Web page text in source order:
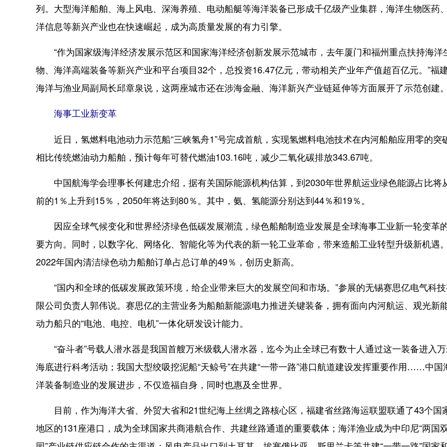
列。大型海洋船舶、海上风电、深海养殖、电动船艇等海洋装备已形成千亿级产业集群，海洋生物医药
洋信息等新兴产业也在快速崛起，成为高质量发展的有力引擎。
“作为国家级海洋经济发展示范区和国家海洋经济创新发展示范城市，去年厦门和福州重点扶持海洋
物、海洋高端装备等新兴产业和平台项目32个，总投资16.47亿元，带动相关产业年产值超百亿元。”福
海洋与渔业局副局长邱章泉说，这两座城市还在涉海金融、海洋新兴产业链延伸等方面展开了示范创建。
海事工业新变革
近日，氢燃料电池动力示范船“三峡氢舟1”号完成首航，实现氢燃料电池技术在内河船舶应用零的突
相比传统燃油动力船舶，预计每年可替代燃油103.16吨，减少二氧化碳排放343.67吨。
中国航海学会理事长何建忠介绍，据有关国际能源机构估算，到2030年世界航运业绿色能源占比将
前的1％上升到15％，2050年将达到80％。其中，氨、氢能源分别达到44％和19％。
因应全球气候变化和世界经济绿色低碳发展潮流，绿色船舶制造业发展是全球海事工业新一轮变革
要方向。同时，以数字化、网络化、智能化等为代表的新一轮工业革命，带来造船工业转型升级新机遇。
2022年国内清洁绿色动力船舶订单占总订单的49％，创历史新高。
“国内和全球的低碳发展政策环境，给企业带来巨大的发展空间和市场。”参展的无锡赛思亿电气科
限公司负责人郭伟说。赛思亿的主营业务为船舶新能源电力推进关键装备，拥有面向内河航运、观光新
动力船只的“电池、电控、电机”一体化研发设计能力。
“奋斗者”号载人潜水器是我国首艘万米级载人潜水器，迄今为止全球已有数十人通过这一装备进入
海底进行科考活动；我国大型绞吸挖泥船“天鲸号”在共建“一带一路”港口航道建设发挥重要作用……中国
洋装备制造业的发展进步，不仅造福自身，同时也惠及全世界。
目前，作为海洋大省、外贸大省和21世纪海上丝绸之路核心区，福建省丝路海运联盟联通了43个国
地区的131座港口，成为全球国家共商港航合作、共建丝路通道的重要载体；海洋渔业成为中印尼“两国